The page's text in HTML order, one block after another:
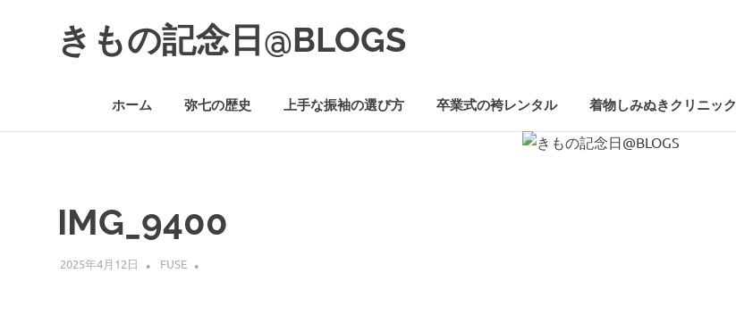
きもの記念日@BLOGS
心
く
読
ホーム 弥七の歴史 上手な振袖の選び方 卒業式の袴レンタル 着物しみぬきクリニック
IMG_9400
2025年4月12日 FUSE